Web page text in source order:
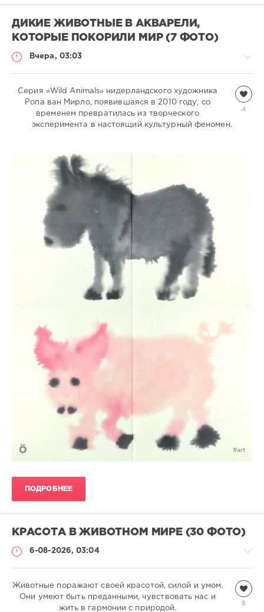
ДИКИЕ ЖИВОТНЫЕ В АКВАРЕЛИ,
КОТОРЫЕ ПОКОРИЛИ МИР (7 ФОТО)
Вчера, 03:03
Дикие
животные
natalja
4
Серия «Wild Animals» нидерландского художника
Ропа ван Мирло, появившаяся в 2010 году, со
временем превратилась из творческого
эксперимента в настоящий культурный феномен.
ПОДРОБНЕЕ
КРАСОТА В ЖИВОТНОМ МИРЕ (30 ФОТО)
6-08-2026, 03:04
Всякая
всячина
8
Животные поражают своей красотой, силой и умом.
Они умеют быть преданными, чувствовать нас и
жить в гармонии с природой.